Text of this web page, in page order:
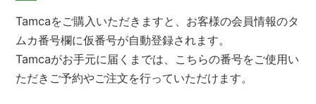
Tamcaをご購入いただきますと、お客様の会員情報のタ
ムカ番号欄に仮番号が自動登録されます。
Tamcaがお手元に届くまでは、こちらの番号をご使用い
ただきご予約やご注文を行っていただけます。